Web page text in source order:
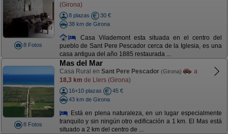
8 Fotos
(Girona)
8 plazas
30 €
38 km de Girona
Casa Vilademont esta situada en el centro del
pueblo de Sant Pere Pescador cerca de la Iglesia, es una
casa antigua del año 1885 restaurada ...
8 Fotos
Mas del Mar
Casa Rural en Sant Pere Pescador (Girona)
a
18,3 km de Llers (Girona)
16+10 plazas
45 €
43 km de Girona
Está en plena naturaleza, en un lugar especialmente
tranquilo y sin ningún otro edificación a 1 km. El Mas está
situado a 2 km del centro de ...